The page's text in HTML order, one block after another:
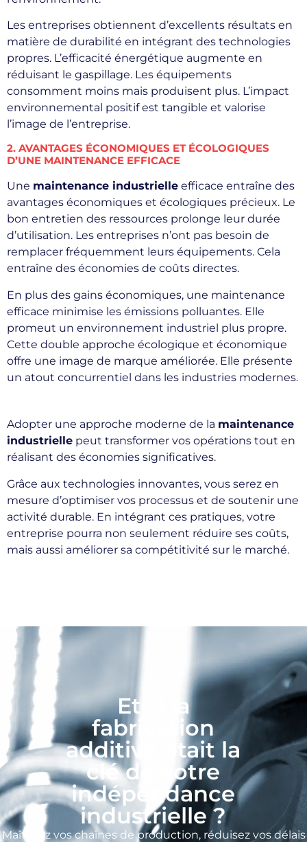
Les entreprises obtiennent d’excellents résultats en
matière de durabilité en intégrant des technologies
propres. L’efficacité énergétique augmente en
réduisant le gaspillage. Les équipements
consomment moins mais produisent plus. L’impact
environnemental positif est tangible et valorise
l’image de l’entreprise.
2. AVANTAGES ÉCONOMIQUES ET ÉCOLOGIQUES
D’UNE MAINTENANCE EFFICACE
Une maintenance industrielle efficace entraîne des
avantages économiques et écologiques précieux. Le
bon entretien des ressources prolonge leur durée
d’utilisation. Les entreprises n’ont pas besoin de
remplacer fréquemment leurs équipements. Cela
entraîne des économies de coûts directes.
En plus des gains économiques, une maintenance
efficace minimise les émissions polluantes. Elle
promeut un environnement industriel plus propre.
Cette double approche écologique et économique
offre une image de marque améliorée. Elle présente
un atout concurrentiel dans les industries modernes.
Adopter une approche moderne de la maintenance
industrielle peut transformer vos opérations tout en
réalisant des économies significatives.
Grâce aux technologies innovantes, vous serez en
mesure d’optimiser vos processus et de soutenir une
activité durable. En intégrant ces pratiques, votre
entreprise pourra non seulement réduire ses coûts,
mais aussi améliorer sa compétitivité sur le marché.
Et si la
fabrication
additive était la
clé de votre
indépendance
industrielle ?
Maîtrisez vos chaînes de production, réduisez vos délais